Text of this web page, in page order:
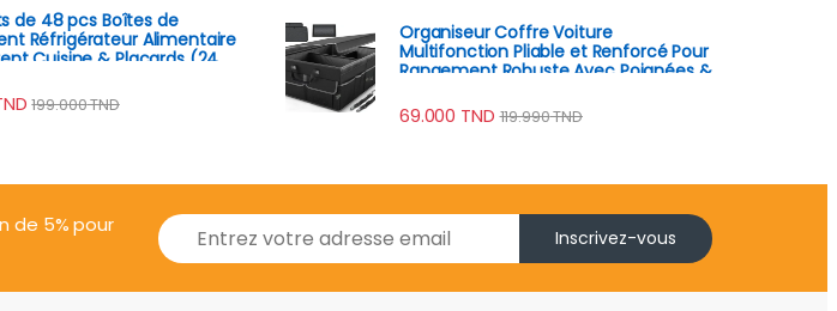
de 48 pcs Boîtes de
Réfrigérateur Alimentaire
Cuisine & Placards (24
199.000TND
Organiseur Coffre Voiture
Multifonction Pliable et Renforcé Pour
Rangement Robuste Avec Poignées &
69.000 TND 119.990TND
de 5% pour
E
m
i
Inscrivez-vous